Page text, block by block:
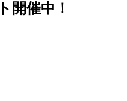
開催中！